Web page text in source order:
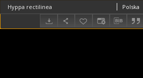
Hyppa rectilinea Polska